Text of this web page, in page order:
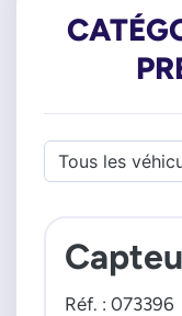
Réf. : 073396